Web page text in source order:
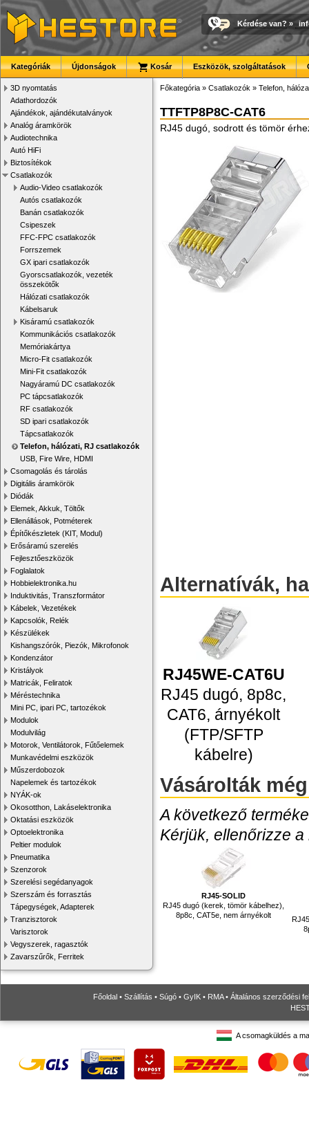
Kérdése van? »
Kategóriák Újdonságok Kosár Eszközök, szolgáltatások
3D nyomtatás
Adathordozók
Ajándékok, ajándékutalványok
Analóg áramkörök
Audiotechnika
Autó HiFi
Biztosítékok
Csatlakozók
Audio-Video csatlakozók
Autós csatlakozók
Banán csatlakozók
Csipeszek
FFC-FPC csatlakozók
Forrszemek
GX ipari csatlakozók
Gyorscsatlakozók, vezeték
összekötők
Hálózati csatlakozók
Kábelsaruk
Kisáramú csatlakozók
Kommunikációs csatlakozók
Memóriakártya
Micro-Fit csatlakozók
Mini-Fit csatlakozók
Nagyáramú DC csatlakozók
PC tápcsatlakozók
RF csatlakozók
SD ipari csatlakozók
Tápcsatlakozók
Telefon, hálózati, RJ csatlakozók
USB, Fire Wire, HDMI
Csomagolás és tárolás
Digitális áramkörök
Diódák
Elemek, Akkuk, Töltők
Ellenállások, Potméterek
Építőkészletek (KIT, Modul)
Erősáramú szerelés
Fejlesztőeszközök
Foglalatok
Hobbielektronika.hu
Induktivitás, Transzformátor
Kábelek, Vezetékek
Kapcsolók, Relék
Készülékek
Kishangszórók, Piezók, Mikrofonok
Kondenzátor
Kristályok
Matricák, Feliratok
Méréstechnika
Mini PC, ipari PC, tartozékok
Modulok
Modulvilág
Motorok, Ventilátorok, Fűtőelemek
Munkavédelmi eszközök
Műszerdobozok
Napelemek és tartozékok
NYÁK-ok
Okosotthon, Lakáselektronika
Oktatási eszközök
Optoelektronika
Peltier modulok
Pneumatika
Szenzorok
Szerelési segédanyagok
Szerszám és forrasztás
Tápegységek, Adapterek
Tranzisztorok
Varisztorok
Vegyszerek, ragasztók
Zavarszűrők, Ferritek
Főkategória » Csatlakozók » Telefon,
TTFTP8P8C-CAT6
RJ45 dugó, sodrott és tömör
Alternatívák,
RJ45WE-CAT6U
RJ45 dugó, 8p8c,
CAT6, árnyékolt
(FTP/SFTP
kábelre)
Vásárolták még
A következő
Kérjük, ellenőrizze
RJ45-SOLID
RJ45 dugó (kerek, tömör kábelhez),
8p8c, CAT5e, nem árnyékolt
Főoldal • Szállítás • Súgó • GyIK • RMA• Általános szerződési
A csomagküldés a